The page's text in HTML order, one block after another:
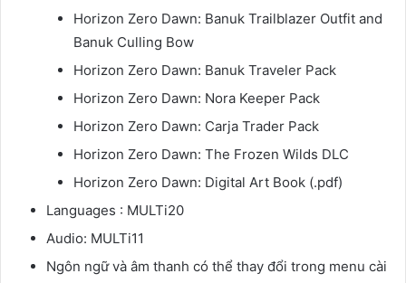
Horizon Zero Dawn: Banuk Trailblazer Outfit and
Banuk Culling Bow
Horizon Zero Dawn: Banuk Traveler Pack
Horizon Zero Dawn: Nora Keeper Pack
Horizon Zero Dawn: Carja Trader Pack
Horizon Zero Dawn: The Frozen Wilds DLC
Horizon Zero Dawn: Digital Art Book (.pdf)
Languages : MULTi20
Audio: MULTi11
Ngôn ngữ và âm thanh có thể thay đổi trong menu cài